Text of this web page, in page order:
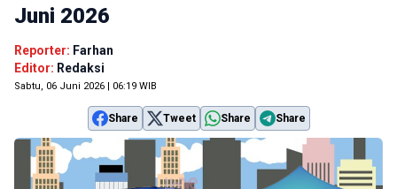
Juni 2026
Reporter: Farhan
Editor: Redaksi
Sabtu, 06 Juni 2026 | 06:19 WIB
Share Tweet Share Share